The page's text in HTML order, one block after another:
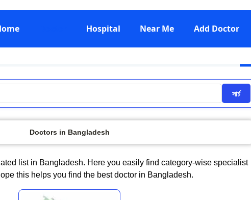
Hospital Near Me Add Doctor
সার্চ
Doctors in Bangladesh
list in Bangladesh. Here you easily find category-wise specialist
this helps you find the best doctor in Bangladesh.